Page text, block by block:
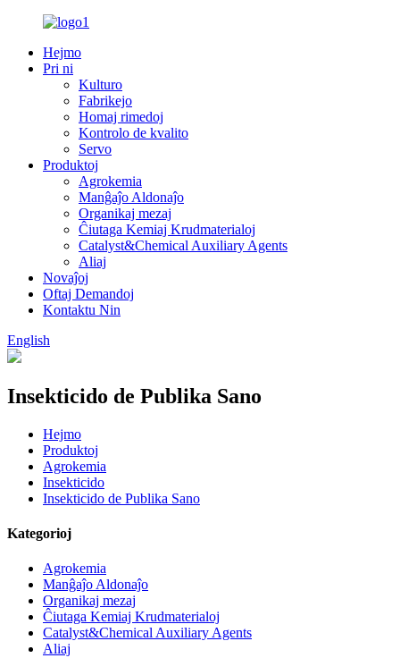
Hejmo
Pri ni
Kulturo
Fabrikejo
Homaj rimedoj
Kontrolo de kvalito
Servo
Produktoj
Agrokemia
Manĝaĵo Aldonaĵo
Organikaj mezaj
Ĉiutaga Kemiaj Krudmaterialoj
Catalyst&Chemical Auxiliary Agents
Aliaj
Novaĵoj
Oftaj Demandoj
Kontaktu Nin
English
Insekticido de Publika Sano
Hejmo
Produktoj
Agrokemia
Insekticido
Insekticido de Publika Sano
Kategorioj
Agrokemia
Manĝaĵo Aldonaĵo
Organikaj mezaj
Ĉiutaga Kemiaj Krudmaterialoj
Catalyst&Chemical Auxiliary Agents
Aliaj